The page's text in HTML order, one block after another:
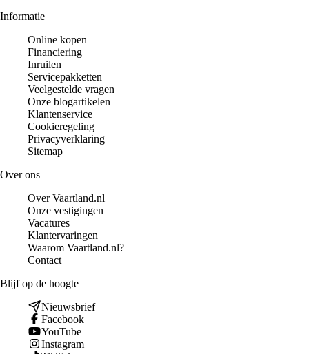
Informatie
Online kopen
Financiering
Inruilen
Servicepakketten
Veelgestelde vragen
Onze blogartikelen
Klantenservice
Cookieregeling
Privacyverklaring
Sitemap
Over ons
Over Vaartland.nl
Onze vestigingen
Vacatures
Klantervaringen
Waarom Vaartland.nl?
Contact
Blijf op de hoogte
Nieuwsbrief
Facebook
YouTube
Instagram